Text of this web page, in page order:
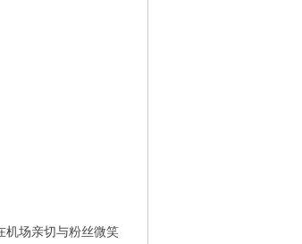
场亲切与粉丝微笑